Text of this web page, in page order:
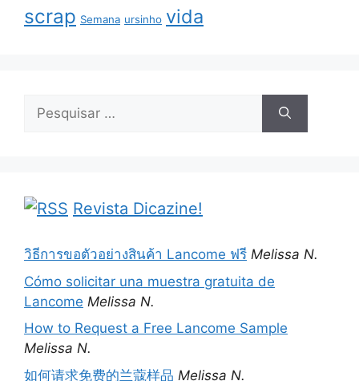
scrap Semana ursinho vida
Pesquisar
Revista Dicazine!
วิธีการขอตัวอย่างสินค้า Lancome ฟรี Melissa N.
Cómo solicitar una muestra gratuita de
Lancome Melissa N.
How to Request a Free Lancome Sample
Melissa N.
如何请求免费的兰蔻样品 Melissa N.